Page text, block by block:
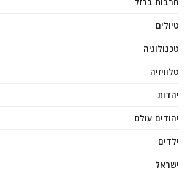
טיולים
טכנולוגיה
טלוויזיה
יהדות
יהודים עולם
ילדים
ישראל